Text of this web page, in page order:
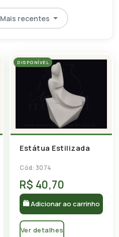
Mais recentes
DISPONÍVEL
Estátua Estilizada
Cód: 3074
R$ 40,70
🛍 Adicionar ao carrinho
Ver detalhes